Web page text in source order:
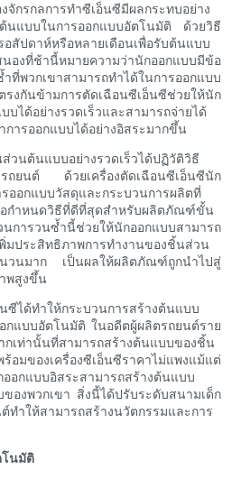
จักรกลการทำซีเอ็นซีมีผลกระทบอย่าง
นแบบในการออกแบบอัตโนมัติ ด้วยวิธี
อสัปดาห์หรือหลายเดือนเพื่อรับต้นแบบ
งที่ช้านี้หมายความว่านักออกแบบมีข้อ
พวกเขาสามารถทำได้ในการออกแบบ
นข้ามการตัดเฉือนซีเอ็นซีช่วยให้นัก
บได้อย่างรวดเร็วและสามารถจ่ายได้
การออกแบบได้อย่างอิสระมากขึ้น
วนต้นแบบอย่างรวดเร็วได้ปฏิวัติวิธี
รถยนต์ ด้วยเครื่องตัดเฉือนซีเอ็นซีนัก
ออกแบบวัสดุและกระบวนการผลิตที่
อกำหนดวิธีที่ดีที่สุดสำหรับผลิตภัณฑ์ขั้น
นการวนซ้ำนี้ช่วยให้นักออกแบบสามารถ
มประสิทธิภาพการทำงานของชิ้นส่วน
นวนมาก เป็นผลให้ผลิตภัณฑ์ถูกนำไปสู่
พสูงขึ้น
ซีได้ทำให้กระบวนการสร้างต้นแบบ
กแบบอัตโนมัติ ในอดีตผู้ผลิตรถยนต์ราย
เท่านั้นที่สามารถสร้างต้นแบบของชิ้น
มของเครื่องซีเอ็นซีราคาไม่แพงแม้แต่
อกแบบอิสระสามารถสร้างต้นแบบ
องพวกเขา สิ่งนี้ได้ปรับระดับสนามเด็ก
ทำให้สามารถสร้างนวัตกรรมและการ
โนมัติ